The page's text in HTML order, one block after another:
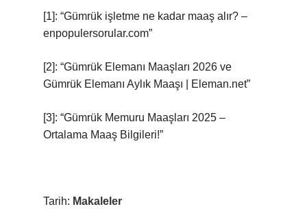
[1]: “Gümrük işletme ne kadar maaş alır? –
enpopulersorular.com”
[2]: “Gümrük Elemanı Maaşları 2026 ve
Gümrük Elemanı Aylık Maaşı | Eleman.net”
[3]: “Gümrük Memuru Maaşları 2025 –
Ortalama Maaş Bilgileri!”
Tarih: Makaleler